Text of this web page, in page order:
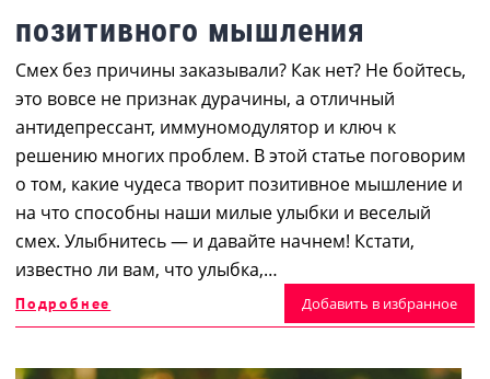
позитивного мышления
Смех без причины заказывали? Как нет? Не бойтесь,
это вовсе не признак дурачины, а отличный
антидепрессант, иммуномодулятор и ключ к
решению многих проблем. В этой статье поговорим
о том, какие чудеса творит позитивное мышление и
на что способны наши милые улыбки и веселый
смех. Улыбнитесь — и давайте начнем! Кстати,
известно ли вам, что улыбка,…
Подробнее Добавить в избранное